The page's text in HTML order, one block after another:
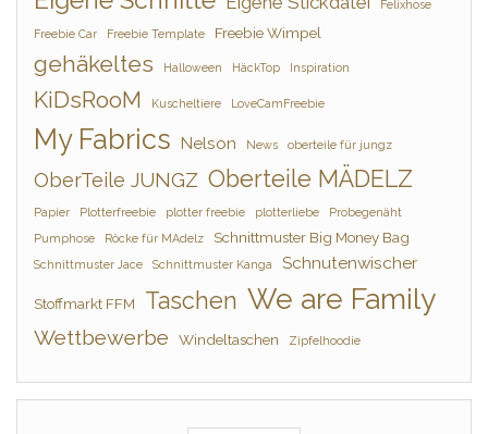
Felixhose
Freebie Car Freebie Template Freebie Wimpel
gehäkeltes Halloween HäckTop Inspiration
KiDsRooM Kuscheltiere LoveCamFreebie
My Fabrics Nelson News oberteile für jungz
OberTeile JUNGZ Oberteile MÄDELZ
Papier Plotterfreebie plotter freebie plotterliebe
Probegenäht
Pumphose
Röcke für MAdelz Schnittmuster Big Money Bag
Schnittmuster Jace Schnittmuster Kanga Schnutenwischer
Stoffmarkt FFM Taschen We are Family
Wettbewerbe Windeltaschen Zipfelhoodie